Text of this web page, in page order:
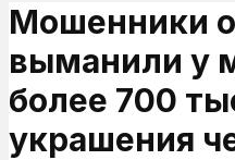
Мошенники
выманили у
более 700
украшения